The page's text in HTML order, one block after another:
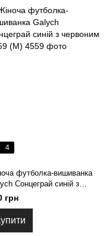
4
футболка-вишиванка
Сонцеграй синій з
4559 (M)
грн